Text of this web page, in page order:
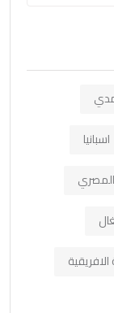
اسبانيا
الافريقية